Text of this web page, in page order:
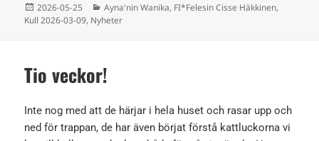
Postat
2026-05-25 Kategorier
Ayna'nin Wanika, FI*Felesin Cisse Häkkinen,
Kull 2026-03-09, Nyheter
Tio veckor!
Inte nog med att de härjar i hela huset och rasar upp och
ned för trappan, de har även börjat förstå kattluckorna vi